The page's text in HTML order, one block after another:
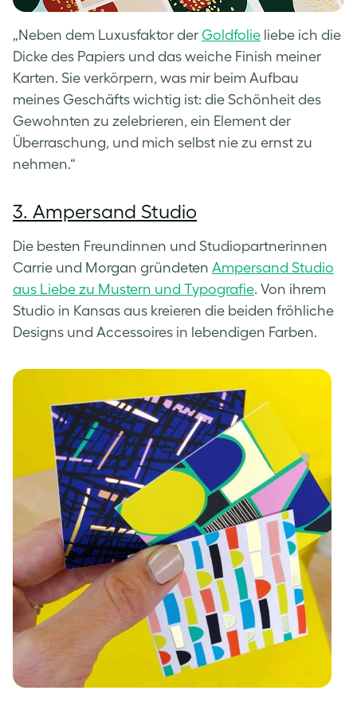
„Neben dem Luxusfaktor der Goldfolie liebe ich die
Dicke des Papiers und das weiche Finish meiner
Karten. Sie verkörpern, was mir beim Aufbau
meines Geschäfts wichtig ist: die Schönheit des
Gewohnten zu zelebrieren, ein Element der
Überraschung, und mich selbst nie zu ernst zu
nehmen.“
3. Ampersand Studio
Die besten Freundinnen und Studiopartnerinnen
Carrie und Morgan gründeten Ampersand Studio
aus Liebe zu Mustern und Typografie. Von ihrem
Studio in Kansas aus kreieren die beiden fröhliche
Designs und Accessoires in lebendigen Farben.